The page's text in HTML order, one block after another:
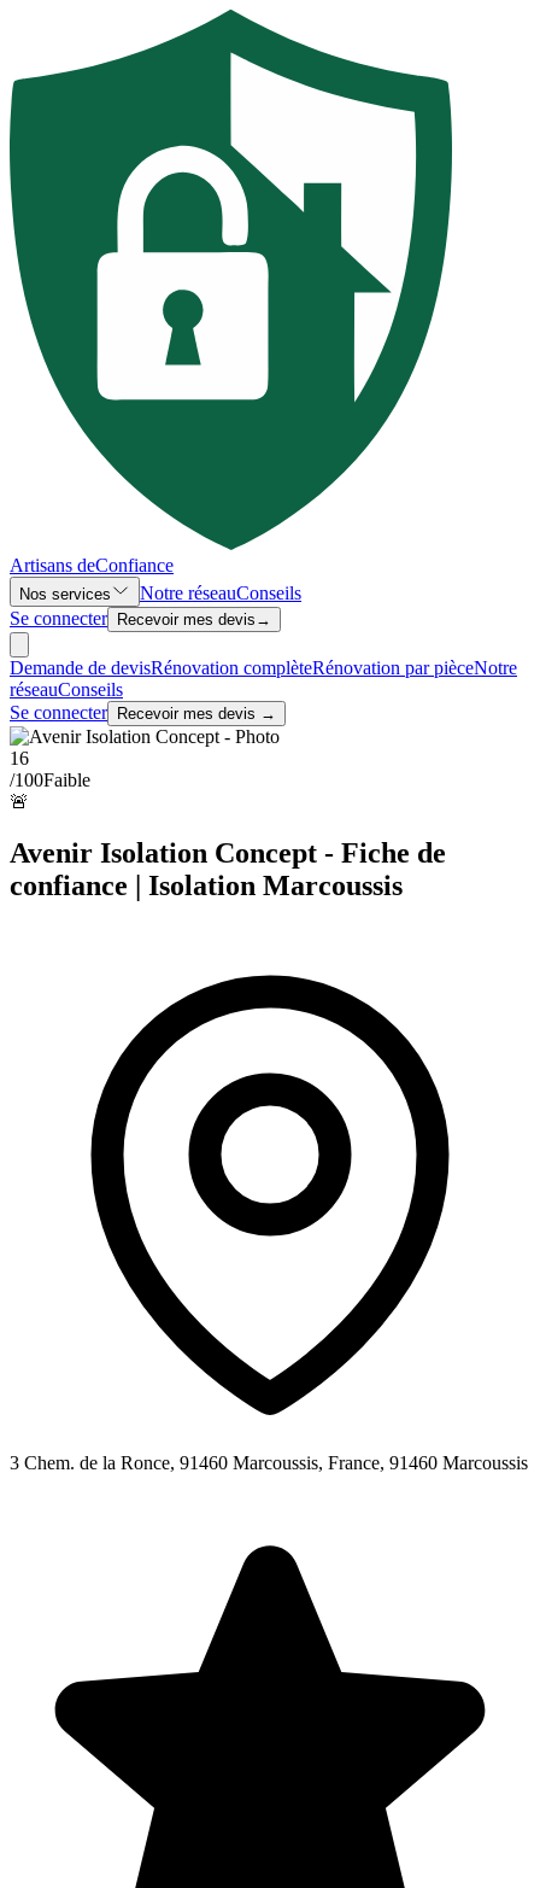
Artisans deConfiance
Nos services Notre réseauConseils
Se connecter
Recevoir mes devis →
Demande de devisRénovation complèteRénovation par pièceNotre
réseauConseils
Se connecter
Recevoir mes devis →
16
/100Faible
🚨
Avenir Isolation Concept - Fiche de
confiance | Isolation Marcoussis
3 Chem. de la Ronce, 91460 Marcoussis, France, 91460 Marcoussis